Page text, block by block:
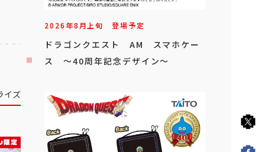
イズ
2026年8月上旬 登場予定
ドラゴンクエスト AM スマホケー
ス ～40周年記念デザイン～